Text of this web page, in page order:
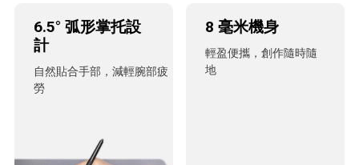
6.5° 弧形掌托設
計
自然貼合手部，減輕腕部疲
勞
8 毫米機身
輕盈便攜，創作隨時隨
地